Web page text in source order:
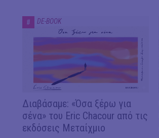
# DE-BOOK
Διαβάσαμε: «Όσα ξέρω για
σένα» του Eric Chacour από τις
εκδόσεις Μεταίχμιο